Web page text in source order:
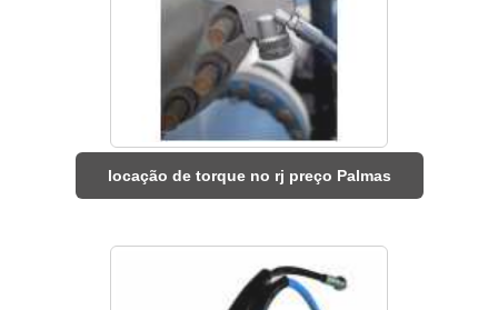
locação de torque no rj preço Palmas